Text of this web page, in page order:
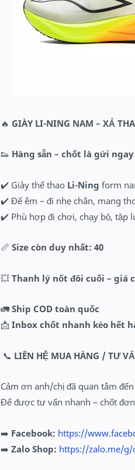
🔥 GIÀY LI-NING NAM – XẢ
👟 Hàng sẵn – chốt là gửi ngay
✔️ Giày thể thao Li-Ning form
✔️ Đế êm – đi nhẹ chân, mang
✔️ Phù hợp đi chơi, chạy bộ, tập
📏 Size còn duy nhất: 40
💥 Thanh lý nốt đôi cuối – giá
🚛 Ship COD toàn quốc
📩 Inbox chốt nhanh kẻo hết
📞 LIÊN HỆ MUA HÀNG / TƯ
Cảm ơn anh/chị đã quan tâm
Để được tư vấn nhanh – chốt
➡️ Facebook: https://
➡️ Zalo Shop: https://zalo.me/g/